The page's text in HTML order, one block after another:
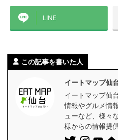
LINE
この記事を書いた人
イートマップ仙
イートマップ仙
情報やグルメ情
ューなど、様々
様からの情報提